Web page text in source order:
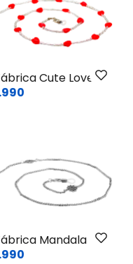
Cute Love
Mandala